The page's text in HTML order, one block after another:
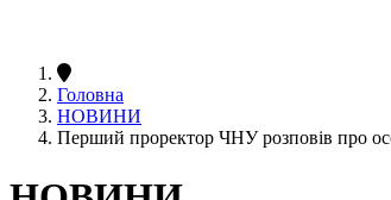
Головна
НОВИНИ
Перший проректор ЧНУ розповів про